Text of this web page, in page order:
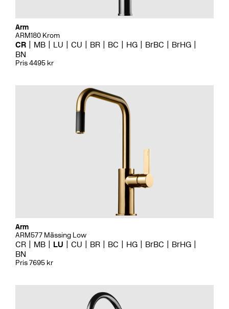
Arm
ARM180 Krom
CR MB LU CU BR BC HG BrBC
BrHG
BN
Pris 4495 kr
Arm
ARM577 Mässing Low
CR MB LU CU BR BC HG BrBC
BrHG
BN
Pris 7695 kr